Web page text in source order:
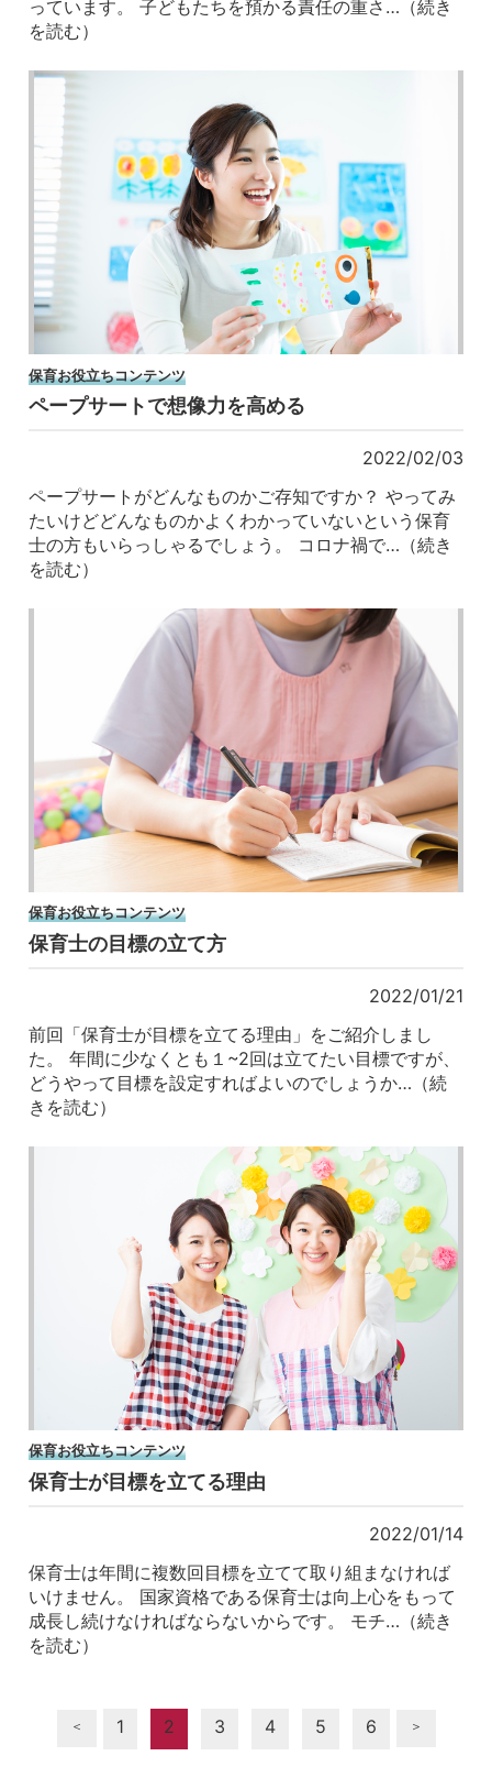
っています。 子どもたちを預かる責任の重さ…（続き
を読む）
保育お役立ちコンテンツ
ペープサートで想像力を高める
2022/02/03
ペープサートがどんなものかご存知ですか？ やってみ
たいけどどんなものかよくわかっていないという保育
士の方もいらっしゃるでしょう。 コロナ禍で…（続き
を読む）
保育お役立ちコンテンツ
保育士の目標の立て方
2022/01/21
前回「保育士が目標を立てる理由」をご紹介しまし
た。 年間に少なくとも１~2回は立てたい目標ですが、
どうやって目標を設定すればよいのでしょうか…（続
きを読む）
保育お役立ちコンテンツ
保育士が目標を立てる理由
2022/01/14
保育士は年間に複数回目標を立てて取り組まなければ
いけません。 国家資格である保育士は向上心をもって
成長し続けなければならないからです。 モチ…（続き
を読む）
＜ 1 2 3 4 5 6 ＞